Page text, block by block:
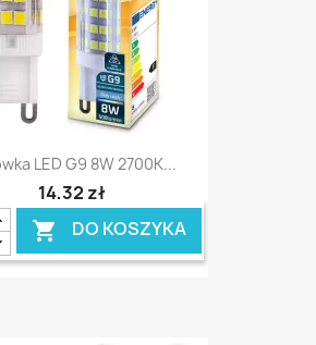
LED G9 8W 2700K...
14,32 zł
 DO KOSZYKA